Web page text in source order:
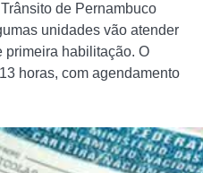
de Pernambuco
unidades vão atender
primeira habilitação. O
horas, com agendamento